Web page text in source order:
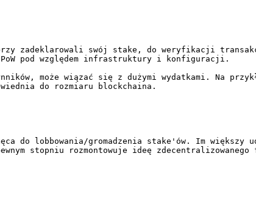
zadeklarowali swój stake, do weryfikacji
PoW pod względem infrastruktury i konfiguracji.
może wiązać się z dużymi wydatkami. Na
do rozmiaru blockchaina.
do lobbowania/gromadzenia stake'ów. Im
stopniu rozmontowuje ideę